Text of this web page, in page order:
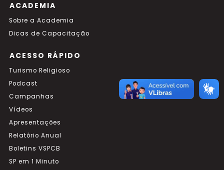
ACADEMIA
Sobre a Academia
Dicas de Capacitação
ACESSO RÁPIDO
Turismo Religioso
Podcast
Campanhas
Vídeos
Apresentações
Relatório Anual
Boletins VSPCB
SP em 1 Minuto